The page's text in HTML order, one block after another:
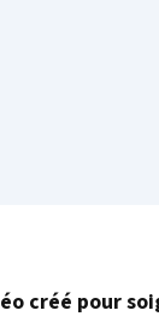
créé pour